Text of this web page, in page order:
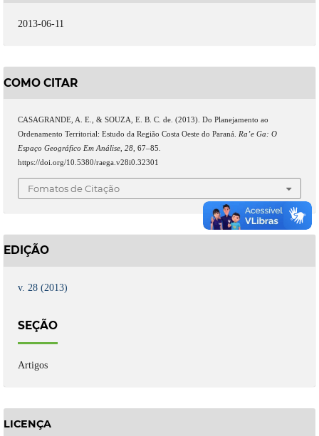
2013-06-11
COMO CITAR
CASAGRANDE, A. E., & SOUZA, E. B. C. de. (2013). Do Planejamento ao
Ordenamento Territorial: Estudo da Região Costa Oeste do Paraná. Ra’e Ga: O
Espaço Geográfico Em Análise, 28, 67–85.
https://doi.org/10.5380/raega.v28i0.32301
Fomatos de Citação
EDIÇÃO
v. 28 (2013)
SEÇÃO
Artigos
LICENÇA